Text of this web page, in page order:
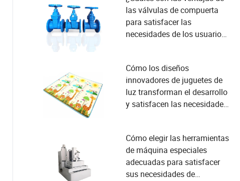
las válvulas de compuerta
para satisfacer las
necesidades de los usuarios
Cómo los diseños
innovadores de juguetes de
luz transforman el desarrollo
y satisfacen las necesidades
Cómo elegir las herramientas
de máquina especiales
adecuadas para satisfacer
sus necesidades de